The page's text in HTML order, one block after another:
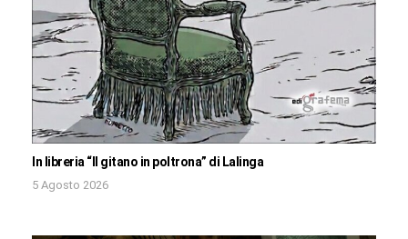
In libreria “Il gitano in poltrona” di Lalinga
5 Agosto 2026